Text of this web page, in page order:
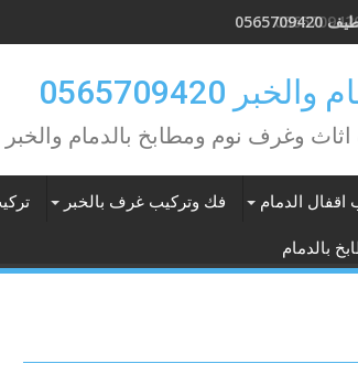
0565709420
وغرف نوم ومطابخ بالدمام والخبر
اقفال الدمام فك وتركيب غرف بالخبر
بالدمام